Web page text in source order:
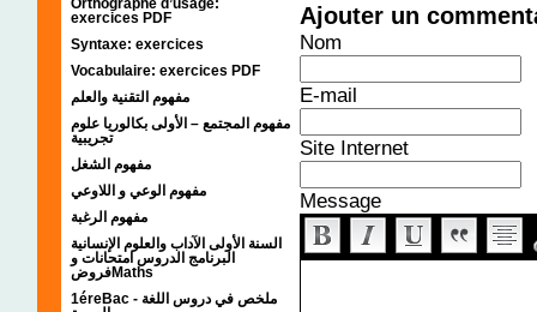
Orthographe d’usage:
exercices PDF
Syntaxe: exercices
Vocabulaire: exercices PDF
مفهوم التقنية والعلم
مفهوم المجتمع – الأولى بكالوريا علوم
تجريبية
مفهوم الشغل
مفهوم الوعي و اللاوعي
مفهوم الرغبة
السنة الأولى الآداب والعلوم الإنسانية
البرنامج الدروس امتحانات و
فروضMaths
1éreBac - ملخص في دروس اللغة
Ajouter un
Nom
E-mail
Site Internet
Message